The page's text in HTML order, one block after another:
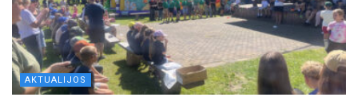
AKTUALIJOS